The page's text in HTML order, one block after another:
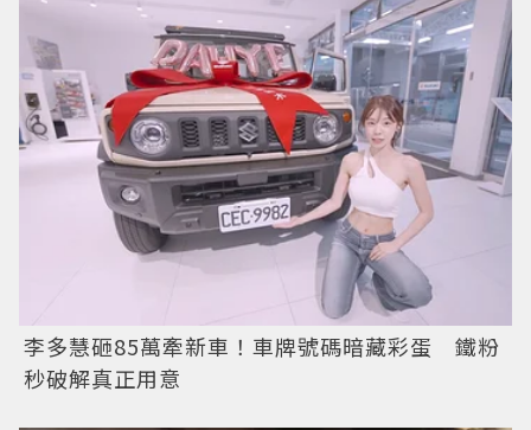
李多慧砸85萬牽新車！車牌號碼暗藏彩蛋 鐵粉
秒破解真正用意